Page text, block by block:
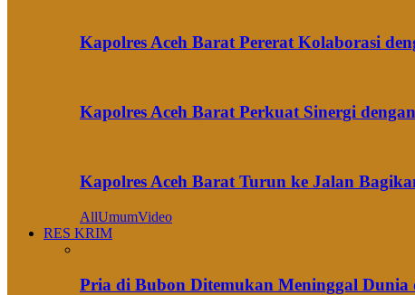
Kapolres Aceh Barat Pererat Kolaborasi
Kapolres Aceh Barat Perkuat Sinergi
Kapolres Aceh Barat Turun ke Jalan
AllUmumVideo
RES KRIM
Pria di Bubon Ditemukan Meninggal